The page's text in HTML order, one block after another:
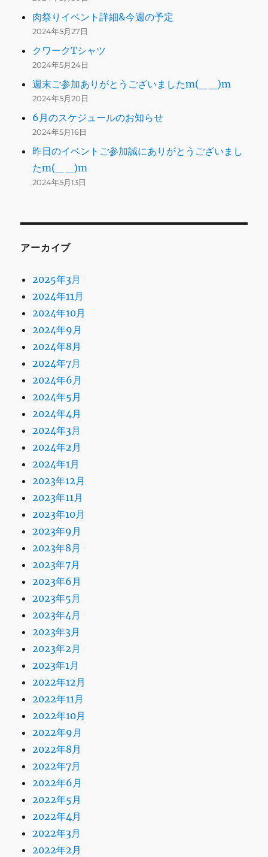
肉祭りイベント詳細&今週の予定
2024年5月27日
クワークTシャツ
2024年5月24日
週末ご参加ありがとうございましたm(_ _)m
2024年5月20日
6月のスケジュールのお知らせ
2024年5月16日
昨日のイベントご参加誠にありがとうございまし
たm(_ _)m
2024年5月13日
アーカイブ
2025年3月
2024年11月
2024年10月
2024年9月
2024年8月
2024年7月
2024年6月
2024年5月
2024年4月
2024年3月
2024年2月
2024年1月
2023年12月
2023年11月
2023年10月
2023年9月
2023年8月
2023年7月
2023年6月
2023年5月
2023年4月
2023年3月
2023年2月
2023年1月
2022年12月
2022年11月
2022年10月
2022年9月
2022年8月
2022年7月
2022年6月
2022年5月
2022年4月
2022年3月
2022年2月